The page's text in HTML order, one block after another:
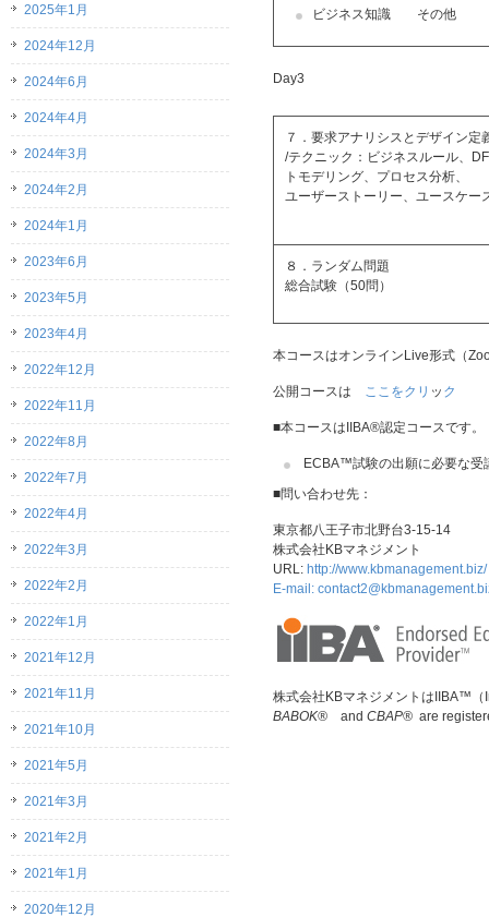
ビジネス知識 その他
Day3
７．要求アナリシスとデザイン定
/テクニック：ビジネスルール、
トモデリング、プロセス分析、
ユーザーストーリー、ユースケー
８．ランダム問題
総合試験（50問）
本コースはオンラインLive形式（
公開コースは ここをクリ ッ ク
■本コースはIIBA®認定コースです。
ECBA™試験の出願に必要な受
■問い合わせ先：
東京都八王子市北野台3-15-14
株式会社KBマネジメント
URL: http://www.kbmanagement.biz/
E-mail:
株式会社KBマネジメントはIIBA™
BABOK® and CBAP® are
2025年1月
2024年12月
2024年6月
2024年4月
2024年3月
2024年2月
2024年1月
2023年6月
2023年5月
2023年4月
2022年12月
2022年11月
2022年8月
2022年7月
2022年4月
2022年3月
2022年2月
2022年1月
2021年12月
2021年11月
2021年10月
2021年5月
2021年3月
2021年2月
2021年1月
2020年12月